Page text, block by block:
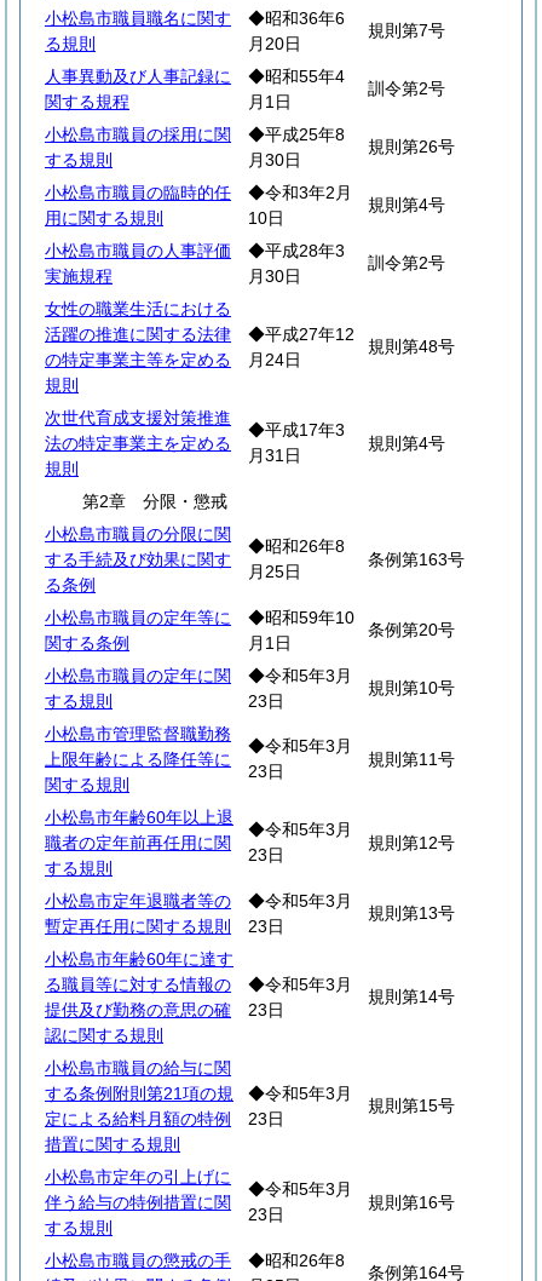
小松島市職員職名に関す
る規則
◆昭和36年6
月20日
規則第7号
人事異動及び人事記録に
関する規程
◆昭和55年4
月1日
訓令第2号
小松島市職員の採用に関
する規則
◆平成25年8
月30日
規則第26号
小松島市職員の臨時的任
用に関する規則
◆令和3年2月
10日
規則第4号
小松島市職員の人事評価
実施規程
◆平成28年3
月30日
訓令第2号
女性の職業生活における
活躍の推進に関する法律
の特定事業主等を定める
規則
◆平成27年12
月24日
規則第48号
次世代育成支援対策推進
法の特定事業主を定める
規則
◆平成17年3
月31日
規則第4号
第2章 分限・懲戒
小松島市職員の分限に関
する手続及び効果に関す
る条例
◆昭和26年8
月25日
条例第163号
小松島市職員の定年等に
関する条例
◆昭和59年10
月1日
条例第20号
小松島市職員の定年に関
する規則
◆令和5年3月
23日
規則第10号
小松島市管理監督職勤務
上限年齢による降任等に
関する規則
◆令和5年3月
23日
規則第11号
小松島市年齢60年以上退
職者の定年前再任用に関
する規則
◆令和5年3月
23日
規則第12号
小松島市定年退職者等の
暫定再任用に関する規則
◆令和5年3月
23日
規則第13号
小松島市年齢60年に達す
る職員等に対する情報の
提供及び勤務の意思の確
認に関する規則
◆令和5年3月
23日
規則第14号
小松島市職員の給与に関
する条例附則第21項の規
定による給料月額の特例
措置に関する規則
◆令和5年3月
23日
規則第15号
小松島市定年の引上げに
伴う給与の特例措置に関
する規則
◆令和5年3月
23日
規則第16号
小松島市職員の懲戒の手
◆昭和26年8
条例第164号